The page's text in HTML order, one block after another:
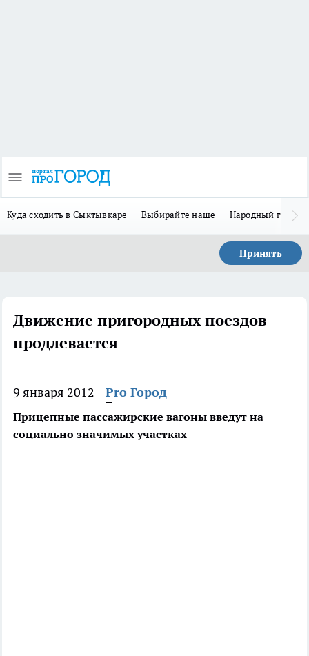
Куда сходить в Сыктывкаре Выбирайте наше Народный герой-
Принять
Движение пригородных поездов
продлевается
9 января 2012 Pro Город
Прицепные пассажирские вагоны введут на
социально значимых участках